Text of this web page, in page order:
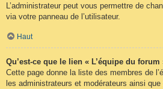
L’administrateur peut vous permettre de
via votre panneau de l’utilisateur.
Haut
Qu’est-ce que le lien « L’équipe du forum
Cette page donne la liste des membres de
les administrateurs et modérateurs ainsi